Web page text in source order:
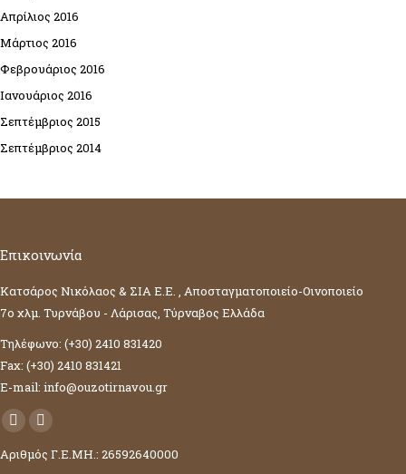
Απρίλιος 2016
Μάρτιος 2016
Φεβρουάριος 2016
Ιανουάριος 2016
Σεπτέμβριος 2015
Σεπτέμβριος 2014
Επικοινωνία
Κατσάρος Νικόλαος & ΣΙΑ Ε.Ε. , Αποσταγματοποιείο-Οινοποιείο
7ο χλμ. Τυρνάβου - Λάρισας, Τύρναβος Ελλάδα
Τηλέφωνο: (+30) 2410 831420
Fax: (+30) 2410 831421
E-mail: info@ouzotirnavou.gr
Facebook
page
YouTube
page
Αριθμός Γ.Ε.ΜΗ.: 26592640000